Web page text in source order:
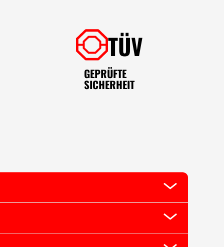
TÜV
GEPRÜFTE
SICHERHEIT